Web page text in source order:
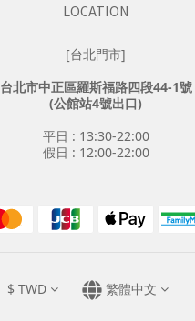
LOCATION
[台北門市]
台北市中正區羅斯福路四段44-1號
(公館站4號出口)
平日 : 13:30-22:00
假日 : 12:00-22:00
$ TWD 繁體中文